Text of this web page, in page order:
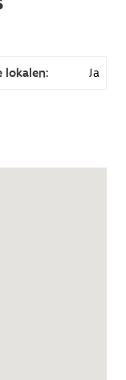
lokalen: Ja